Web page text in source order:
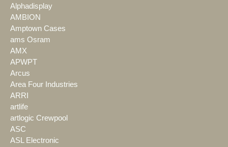
Alphadisplay
AMBION
Amptown Cases
ams Osram
AMX
APWPT
Arcus
Area Four Industries
ARRI
artlife
artlogic Crewpool
ASC
ASL Electronic